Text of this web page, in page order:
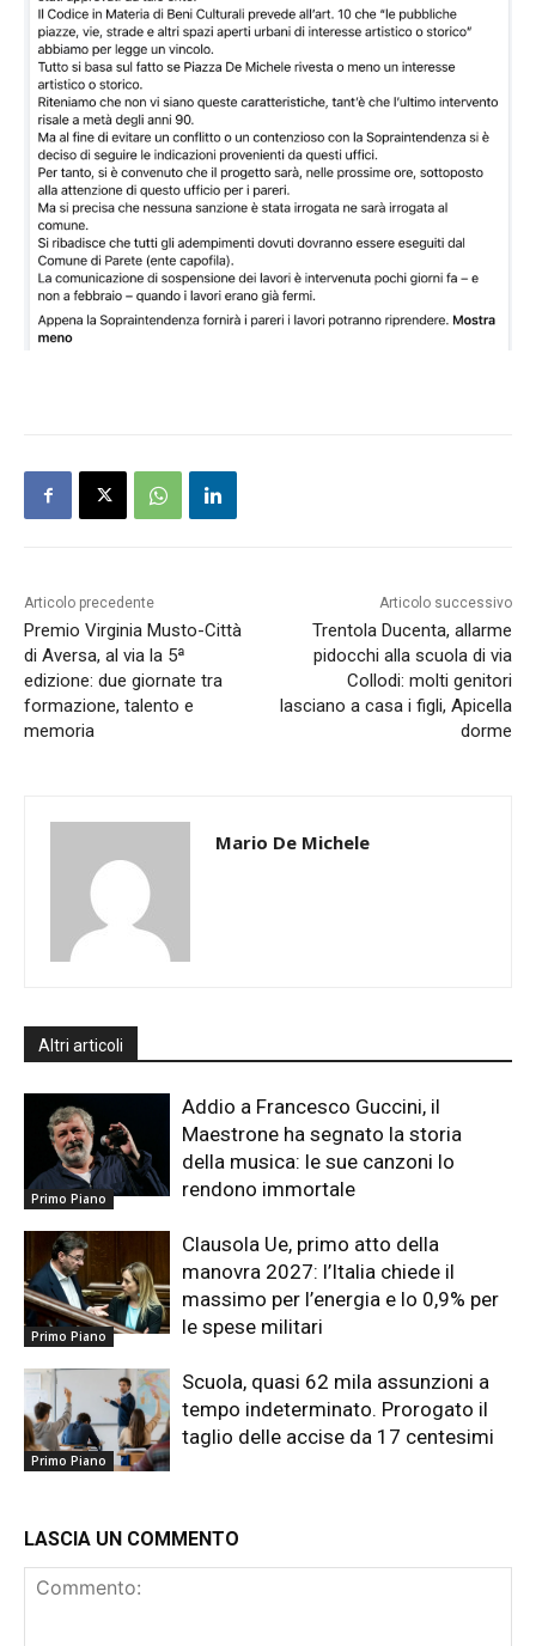
Articolo precedente
Premio Virginia Musto-Città
di Aversa, al via la 5ª
edizione: due giornate tra
formazione, talento e
memoria
Articolo successivo
Trentola Ducenta, allarme
pidocchi alla scuola di via
Collodi: molti genitori
lasciano a casa i figli, Apicella
dorme
Mario De Michele
Altri articoli
Primo Piano
Addio a Francesco Guccini, il
Maestrone ha segnato la storia
della musica: le sue canzoni lo
rendono immortale
Primo Piano
Clausola Ue, primo atto della
manovra 2027: l’Italia chiede il
massimo per l’energia e lo 0,9% per
le spese militari
Primo Piano
Scuola, quasi 62 mila assunzioni a
tempo indeterminato. Prorogato il
taglio delle accise da 17 centesimi
LASCIA UN COMMENTO